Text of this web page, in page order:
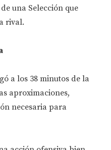
una Selección que
rival.
a los 38 minutos de la
aproximaciones,
necesaria para